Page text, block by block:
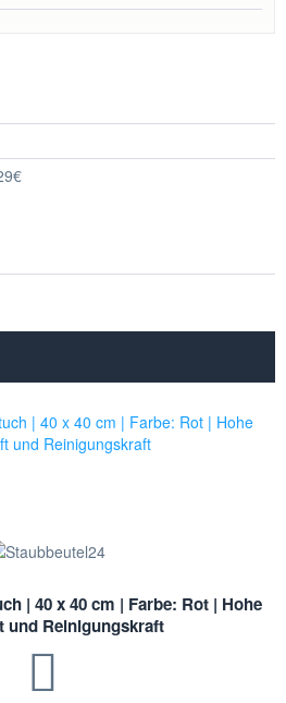
| 40 x 40 cm | Farbe: Rot | Hohe
und Reinigungskraft